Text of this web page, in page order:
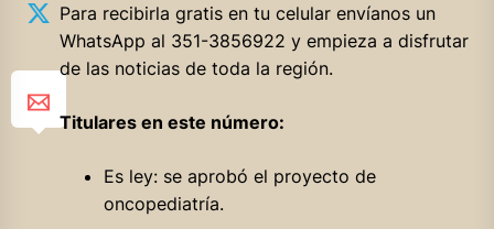
Para recibirla gratis en tu celular envíanos un
WhatsApp al 351-3856922 y empieza a disfrutar
de las noticias de toda la región.
Titulares en este número:
Es ley: se aprobó el proyecto de
oncopediatría.